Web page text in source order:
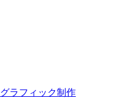
グラフィック制作